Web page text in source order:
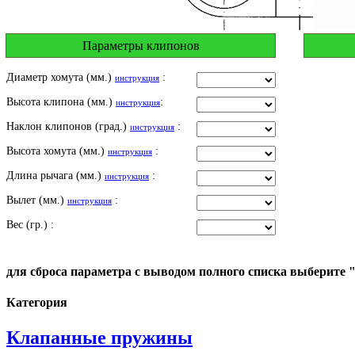
Параметры клипонов
Диаметр хомута (мм.) инструкция :
Высота клипона (мм.) инструкция:
Наклон клипонов (град.) инструкция :
Высота хомута (мм.) инструкция :
Длина рычага (мм.) инструкция :
Вылет (мм.) инструкция :
Вес (гр.) :
для сброса параметра с выводом полного списка
Категория
Клапанные пружины